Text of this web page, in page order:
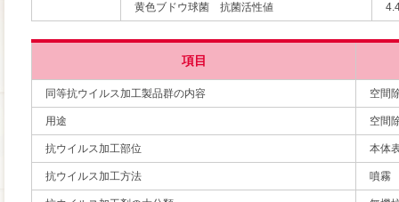
黄色ブドウ球菌 抗菌活性値
項目
同等抗ウイルス加工製品群の内容 空間
用途 空間
抗ウイルス加工部位 本体
抗ウイルス加工方法 噴霧